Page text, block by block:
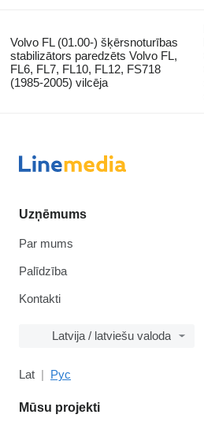
Volvo FL (01.00-) šķērsnoturības
stabilizātors paredzēts Volvo FL,
FL6, FL7, FL10, FL12, FS718
(1985-2005) vilcēja
Uzņēmums
Par mums
Palīdzība
Kontakti
Latvija / latviešu valoda
Lat Рус
Mūsu projekti